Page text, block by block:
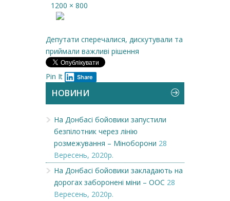
1200 × 800
Депутати сперечалися, дискутували та
приймали важливі рішення
Pin It Share
НОВИНИ
На Донбасі бойовики запустили
безпілотник через лінію
розмежування – Міноборони 28
Вересень, 2020р.
На Донбасі бойовики закладають на
дорогах заборонені міни – ООС 28
Вересень, 2020р.